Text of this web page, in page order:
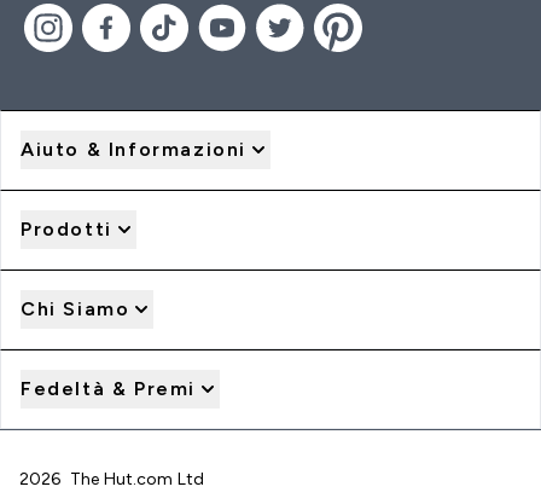
Aiuto & Informazioni
Prodotti
Chi Siamo
Fedeltà & Premi
2026 The Hut.com Ltd